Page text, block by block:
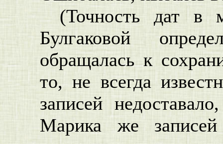
(Точность дат в
Булгаковой
обращалась к
то, не всегда
записей
Марика же